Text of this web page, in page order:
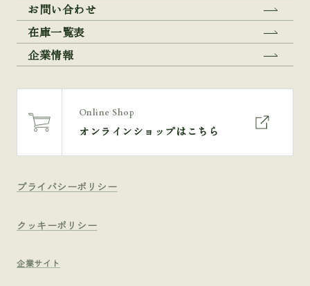
お問い合わせ
在庫一覧表
企業情報
Online Shop
オンラインショップはこちら
プライバシーポリシー
クッキーポリシー
企業サイト